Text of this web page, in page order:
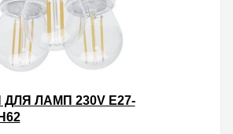
ЛАМП 230V Е27-